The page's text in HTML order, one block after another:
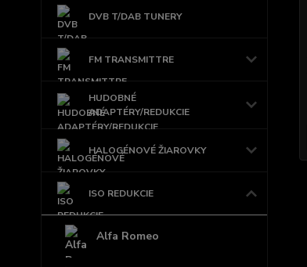
DVB T/DAB TUNERY
FM TRANSMITTRE
HUDOBNÉ
ADAPTÉRY/REDUKCIE
HALOGÉNOVÉ ŽIAROVKY
ISO REDUKCIE
Alfa Romeo